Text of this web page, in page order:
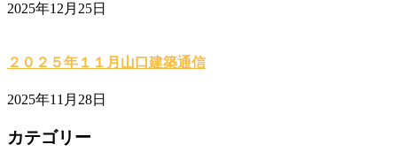
2025年12月25日
２０２５年１１月山口建築通信
2025年11月28日
カテゴリー